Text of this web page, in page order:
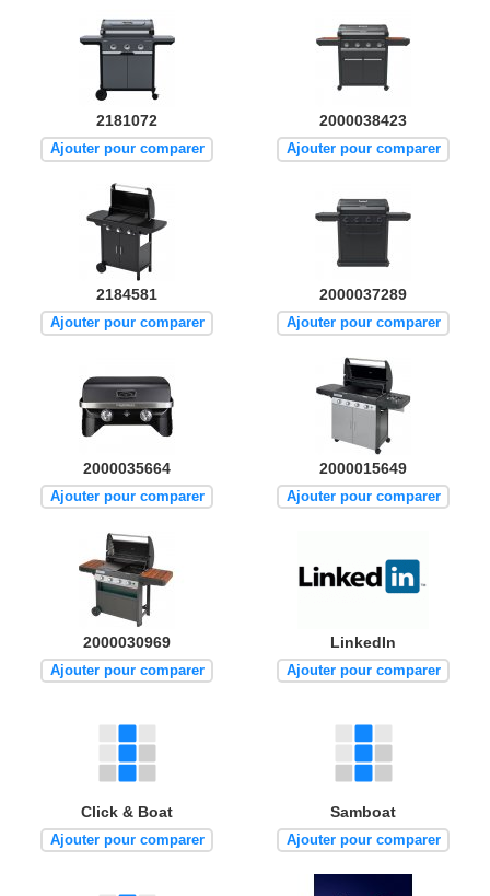
2181072
Ajouter pour comparer
2000038423
Ajouter pour comparer
2184581
Ajouter pour comparer
2000037289
Ajouter pour comparer
2000035664
Ajouter pour comparer
2000015649
Ajouter pour comparer
2000030969
Ajouter pour comparer
LinkedIn
Ajouter pour comparer
Click & Boat
Ajouter pour comparer
Samboat
Ajouter pour comparer